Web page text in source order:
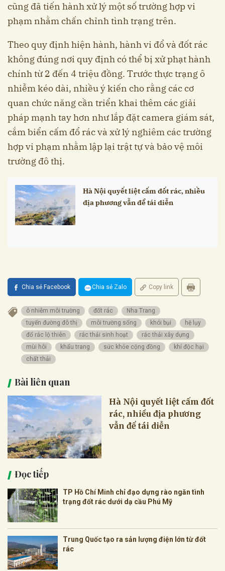
cũng đã tiến hành xử lý một số trường hợp vi
phạm nhằm chấn chỉnh tình trạng trên.
Theo quy định hiện hành, hành vi đổ và đốt rác
không đúng nơi quy định có thể bị xử phạt hành
chính từ 2 đến 4 triệu đồng. Trước thực trạng ô
nhiễm kéo dài, nhiều ý kiến cho rằng các cơ
quan chức năng cần triển khai thêm các giải
pháp mạnh tay hơn như lắp đặt camera giám sát,
cắm biển cấm đổ rác và xử lý nghiêm các trường
hợp vi phạm nhằm lập lại trật tự và bảo vệ môi
trường đô thị.
Hà Nội quyết liệt cấm đốt rác, nhiều
địa phương vẫn để tái diễn
Chia sẻ Facebook Chia sẻ Zalo Copy link
ô nhiễm môi trường đốt rác
Nha Trang
tuyến đường đô thị
môi trường sống khói bụi
hệ lụy
đổ rác lộ thiên
rác thải sinh hoạt
rác thải xây dựng
mùi hôi
khẩu trang sức khỏe cộng đồng
khí độc hại
chất thải
Bài liên quan
Hà Nội quyết liệt cấm đốt
rác, nhiều địa phương
vẫn để tái diễn
Đọc tiếp
TP Hồ Chí Minh chỉ đạo dựng rào ngăn tình
trạng đốt rác dưới dạ cầu Phú Mỹ
Trung Quốc tạo ra sản lượng điện lớn từ đốt
rác